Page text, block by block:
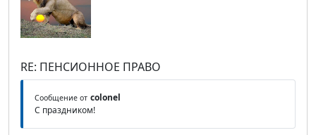
RE: ПЕНСИОННОЕ ПРАВО
Сообщение от colonel
С праздником!